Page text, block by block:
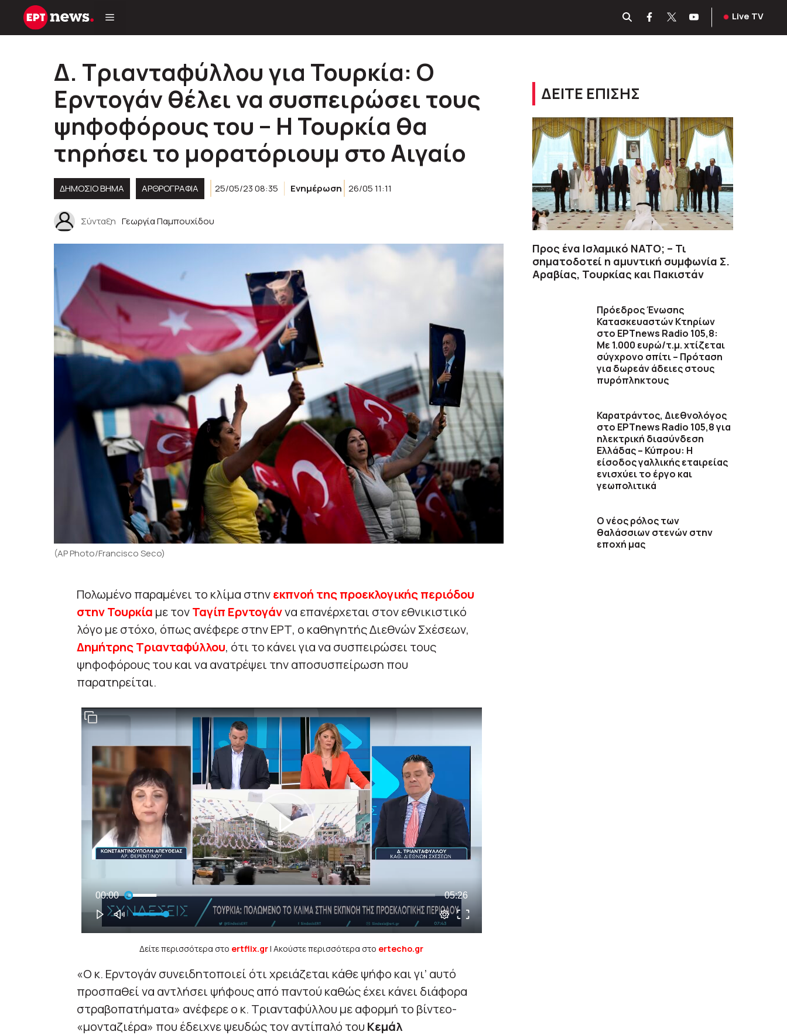
Μετάβαση
Live TV
Δ. Τριανταφύλλου για Τουρκία: Ο
Ερντογάν θέλει να συσπειρώσει τους
ψηφοφόρους του – Η Τουρκία θα
τηρήσει το μορατόριουμ στο Αιγαίο
ΔΗΜΟΣΙΟ ΒΗΜΑ ΑΡΘΡΟΓΡΑΦΊΑ 25/05/23 08:35 Ενημέρωση 26/05 11:11
Σύνταξη Γεωργία Παμπουχίδου
(AP Photo/Francisco Seco)
Πολωμένο παραμένει το κλίμα στηνεκπνοή της προεκλογικής περιόδου
στην Τουρκία με τονΤαγίπ Ερντογάννα επανέρχεται στον εθνικιστικό
λόγο με στόχο, όπως ανέφερε στην ΕΡΤ, ο καθηγητής Διεθνών Σχέσεων,
Δημήτρης Τριανταφύλλου, ότι το κάνει για να συσπειρώσει τους
ψηφοφόρους του και να ανατρέψει την αποσυσπείρωση που
παρατηρείται.
Δείτε περισσότερα στο ertflix.gr| Ακούστε περισσότερα στο ertecho.gr
«Ο κ. Ερντογάν συνειδητοποιεί ότι χρειάζεται κάθε ψήφο και γι’ αυτό
προσπαθεί να αντλήσει ψήφους από παντού καθώς έχει κάνει διάφορα
στραβοπατήματα» ανέφερε ο κ. Τριανταφύλλου με αφορμή το βίντεο-
«μονταζιέρα» που έδειχνε ψευδώς τον αντίπαλό του Κεμάλ
ΔΕΙΤΕ ΕΠΙΣΗΣ
Προς ένα Ισλαμικό ΝΑΤΟ; – Τι
σηματοδοτεί η αμυντική συμφωνία Σ.
Αραβίας, Τουρκίας και Πακιστάν
Πρόεδρος Ένωσης
Κατασκευαστών Κτηρίων
στο ΕΡΤnews Radio 105,8:
Με 1.000 ευρώ/τ.μ. χτίζεται
σύγχρονο σπίτι – Πρόταση
για δωρεάν άδειες στους
πυρόπληκτους
Καρατράντος, Διεθνολόγος
στο ΕΡΤnews Radio 105,8 για
ηλεκτρική διασύνδεση
Ελλάδας – Κύπρου: Η
είσοδος γαλλικής εταιρείας
ενισχύει το έργο και
γεωπολιτικά
O νέος ρόλος των
θαλάσσιων στενών στην
εποχή μας